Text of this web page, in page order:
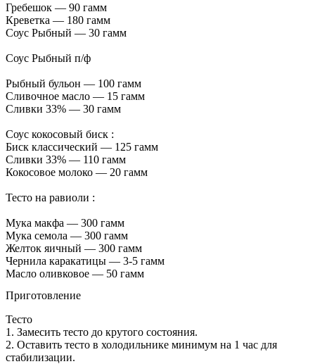
Гребешок — 90 гамм
Креветка — 180 гамм
Соус Рыбный — 30 гамм
Соус Рыбный п/ф
Рыбный бульон — 100 гамм
Сливочное масло — 15 гамм
Сливки 33% — 30 гамм
Соус кокосовый биск :
Биск классический — 125 гамм
Сливки 33% — 110 гамм
Кокосовое молоко — 20 гамм
Тесто на равиоли :
Мука макфа — 300 гамм
Мука семола — 300 гамм
Желток яичный — 300 гамм
Чернила каракатицы — 3-5 гамм
Масло оливковое — 50 гамм
Приготовление
Тесто
1. Замесить тесто до крутого состояния.
2. Оставить тесто в холодильнике минимум на 1 час для
стабилизации.